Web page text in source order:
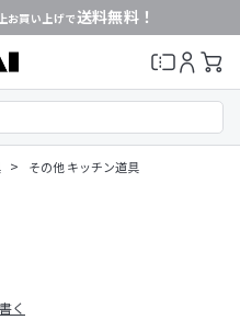
お買い上げで送料無料！
> その他 キッチン道具
く